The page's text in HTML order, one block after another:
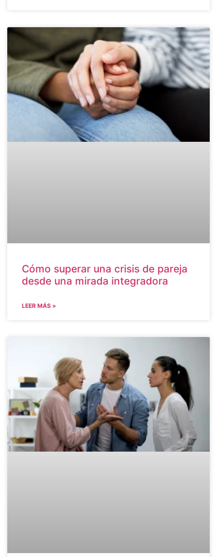
Cómo superar una crisis de pareja
desde una mirada integradora
LEER MÁS »